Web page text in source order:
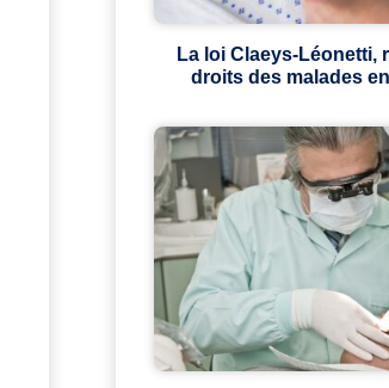
La loi Claeys-Léonetti,
droits des malades